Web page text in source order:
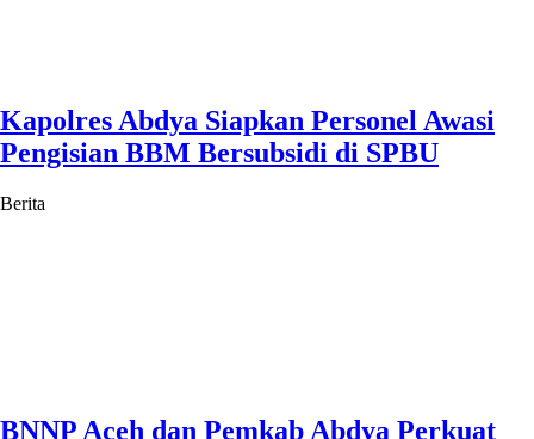
Kapolres Abdya Siapkan Personel Awasi
Pengisian BBM Bersubsidi di SPBU
Berita
BNNP Aceh dan Pemkab Abdya Perkuat